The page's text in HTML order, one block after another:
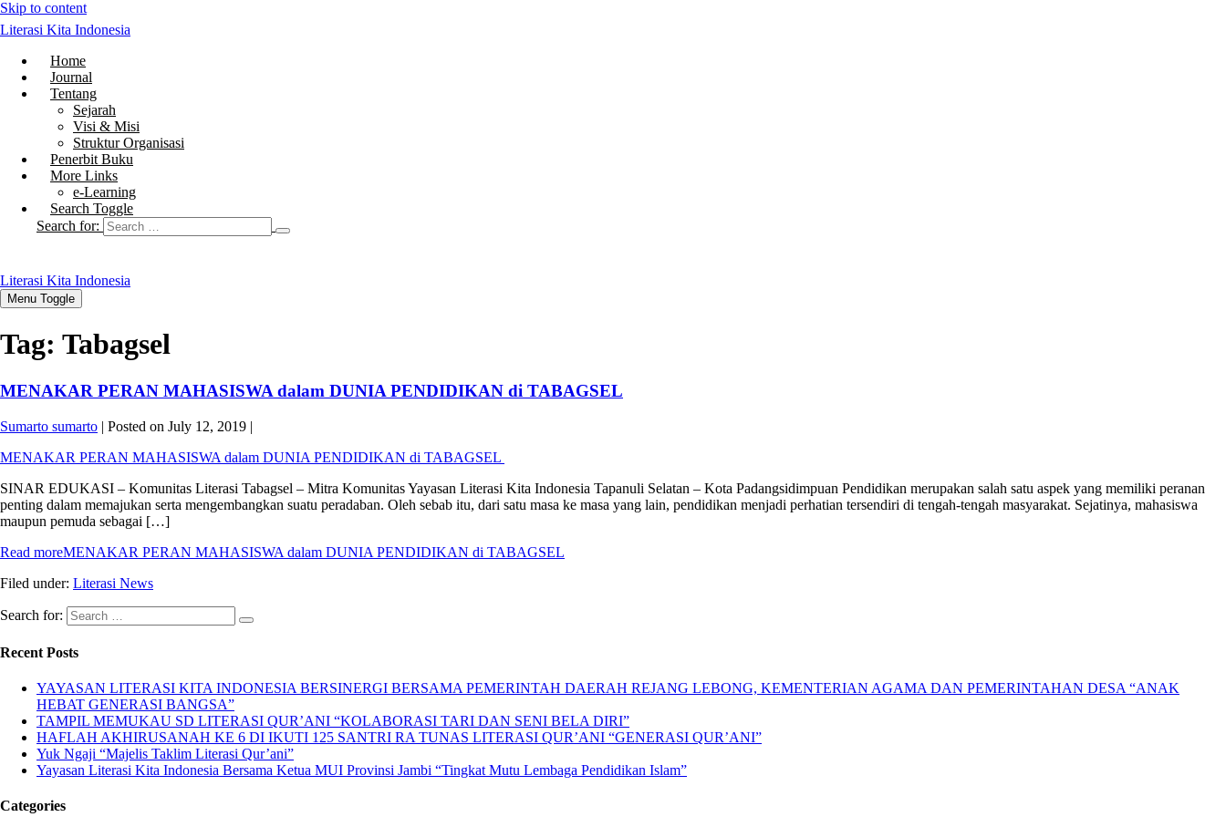
Skip to content
Literasi Kita Indonesia
Home
Journal
Tentang
Sejarah
Visi & Misi
Struktur Organisasi
Penerbit Buku
More Links
e-Learning
Search Toggle
Search for:
Literasi Kita Indonesia
Menu Toggle
Tag: Tabagsel
MENAKAR PERAN MAHASISWA dalam DUNIA PENDIDIKAN di TABAGSEL
Sumarto sumarto | Posted on July 12, 2019 |
MENAKAR PERAN MAHASISWA dalam DUNIA PENDIDIKAN di TABAGSEL
SINAR EDUKASI – Komunitas Literasi Tabagsel – Mitra Komunitas Yayasan Literasi Kita Indonesia Tapanuli Selatan – Kota Padangsidimpuan Pendidikan merupakan salah satu aspek yang memiliki peranan
penting dalam memajukan serta mengembangkan suatu peradaban. Oleh sebab itu, dari satu masa ke masa yang lain, pendidikan menjadi perhatian tersendiri di tengah-tengah masyarakat. Sejatinya, mahasiswa
maupun pemuda sebagai […]
Read moreMENAKAR PERAN MAHASISWA dalam DUNIA PENDIDIKAN di TABAGSEL
Filed under: Literasi News
Search for:
Recent Posts
YAYASAN LITERASI KITA INDONESIA BERSINERGI BERSAMA PEMERINTAH DAERAH REJANG LEBONG, KEMENTERIAN AGAMA DAN PEMERINTAHAN DESA “ANAK
HEBAT GENERASI BANGSA”
TAMPIL MEMUKAU SD LITERASI QUR’ANI “KOLABORASI TARI DAN SENI BELA DIRI”
HAFLAH AKHIRUSANAH KE 6 DI IKUTI 125 SANTRI RA TUNAS LITERASI QUR’ANI “GENERASI QUR’ANI”
Yuk Ngaji “Majelis Taklim Literasi Qur’ani”
Yayasan Literasi Kita Indonesia Bersama Ketua MUI Provinsi Jambi “Tingkat Mutu Lembaga Pendidikan Islam”
Categories